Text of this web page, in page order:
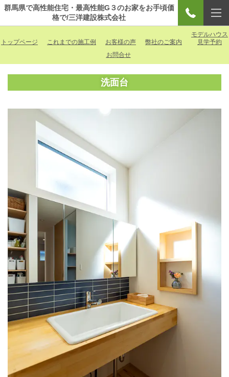
群馬県で高性能住宅・最高性能G３のお家をお手頃価
格で/三洋建設株式会社
トップページ これまでの施工例 お客様の声 弊社のご案内
モデルハウス
見学予約
お問合せ
洗面台